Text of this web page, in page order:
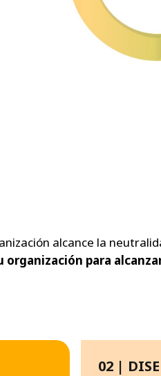
alcance la
organización para
02 |